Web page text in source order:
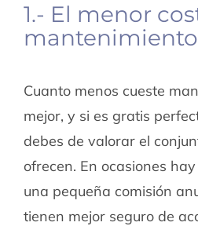
1.- El menor
mantenimiento
Cuanto menos cueste
mejor, y si es gratis
debes de valorar el
ofrecen. En ocasiones
una pequeña comisión
tienen mejor seguro de